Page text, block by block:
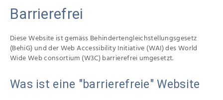
Barrierefrei
Diese Website ist gemäss Behindertengleichstellungsgesetz
(BehiG) und der Web Accessibility Initiative (WAI) des World
Wide Web consortium (W3C) barrierefrei umgesetzt.
Was ist eine "barrierefreie" Website